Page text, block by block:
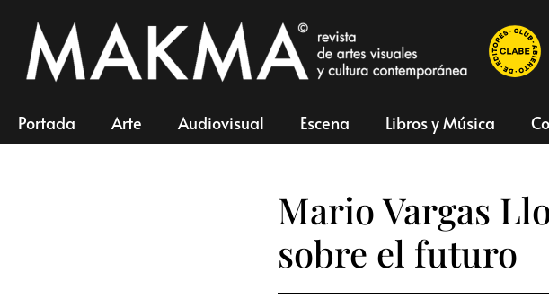
Portada Arte Audiovisual Escena Libros y Música
Mario Vargas
sobre el futuro